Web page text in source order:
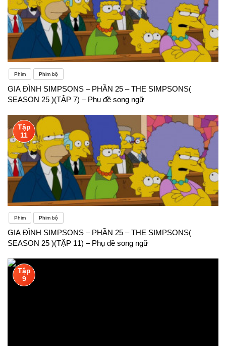
Phim Phim bộ
GIA ĐÌNH SIMPSONS – PHẦN 25 – THE SIMPSONS(
SEASON 25 )(TẬP 7) – Phụ đề song ngữ
Tập
11
Phim Phim bộ
GIA ĐÌNH SIMPSONS – PHẦN 25 – THE SIMPSONS(
SEASON 25 )(TẬP 11) – Phụ đề song ngữ
Tập
9